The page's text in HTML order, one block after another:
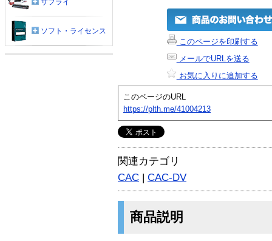
このページを印刷する
メールでURLを送る
お気に入りに追加する
このページのURL
https://plth.me/41004213
関連カテゴリ
CAC | CAC-DV
商品説明
サプライ
ソフト・ライセンス